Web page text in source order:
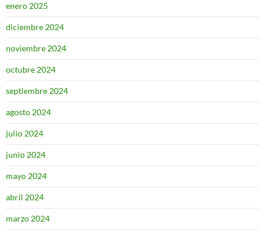
enero 2025
diciembre 2024
noviembre 2024
octubre 2024
septiembre 2024
agosto 2024
julio 2024
junio 2024
mayo 2024
abril 2024
marzo 2024